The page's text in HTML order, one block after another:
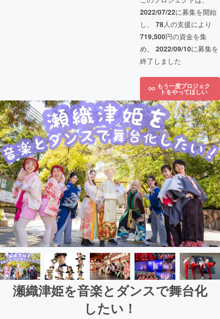
2022/07/22に募集を開始
し、 78人の支援により
719,500円の資金を集
め、 2022/09/10に募集を
終了しました
もう一度プロジェク
トをやってほしい
瀬織津姫を音楽とダンスで舞台化
したい！